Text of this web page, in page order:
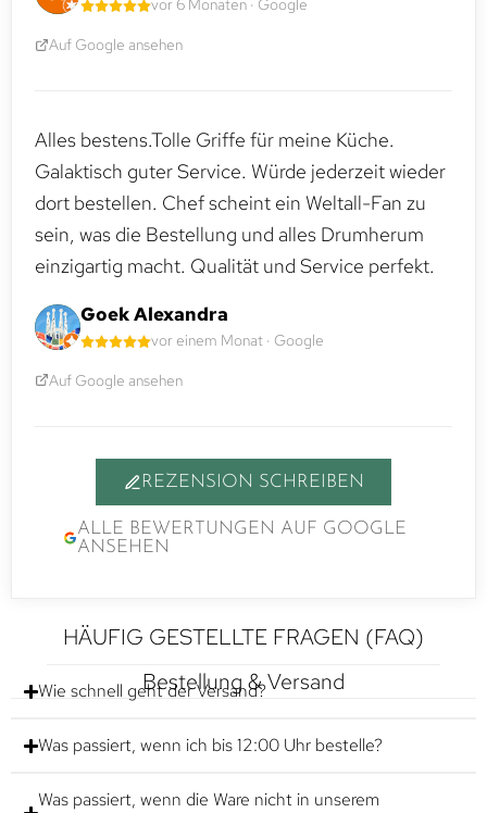
Auf Google ansehen
Alles bestens.Tolle Griffe für meine Küche.
Galaktisch guter Service. Würde jederzeit wieder
dort bestellen. Chef scheint ein Weltall-Fan zu
sein, was die Bestellung und alles Drumherum
einzigartig macht. Qualität und Service perfekt.
Goek Alexandra
vor einem Monat · Google
Auf Google ansehen
REZENSION SCHREIBEN
ALLE BEWERTUNGEN AUF GOOGLE
ANSEHEN
HÄUFIG GESTELLTE FRAGEN (FAQ)
Bestellung & Versand
Wie schnell geht der Versand?
Was passiert, wenn ich bis 12:00 Uhr bestelle?
Was passiert, wenn die Ware nicht in unserem